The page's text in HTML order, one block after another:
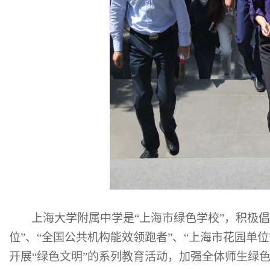
上海大学附属中学是“上海市绿色学校”，积极
位”、“全国公共机构能效领跑者”、“上海市花园单
开展“绿色文明”的系列教育活动，加强全体师生绿